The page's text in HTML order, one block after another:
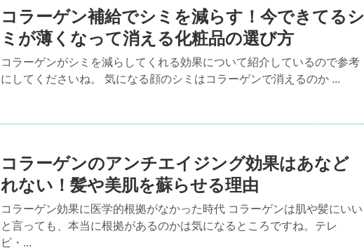
コラーゲン補給でシミを減らす！今できてるシ
ミが薄くなって消える化粧品の選び方
コラーゲンがシミを減らしてくれる効果について紹介しているので参考
にしてくださいね。 気になる顔のシミはコラーゲンで消えるのか ...
コラーゲンのアンチエイジング効果はあなど
れない！髪や美肌を蘇らせる理由
コラーゲン効果に医学的根拠がなかった時代 コラーゲンは肌や髪にいい
と言っても、本当に根拠があるのかは気になるところですね。テレ
ビ・...